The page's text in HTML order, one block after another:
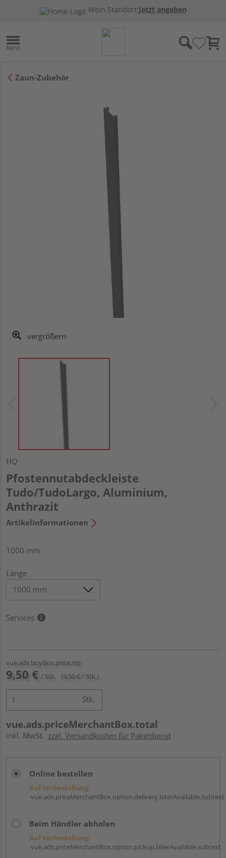
Mein Standort:Jetzt angeben
Zaun-Zubehör
vergrößern
HQ
Pfostennutabdeckleiste
Tudo/TudoLargo, Aluminium,
Anthrazit
Artikelinformationen
1000 mm
Länge
Services
vue.ads.buyBox.price.rrp
9,50 € / Stk. (9,50 € / Stk.)
Stk.
vue.ads.priceMerchantBox.total
inkl. MwSt. zzgl. Versandkosten für Paketdienst
Online bestellen
Auf Vorbestellung:
vue.ads.priceMerchantBox.option.delivery.laterAvailable.subtext
Beim Händler abholen
Auf Vorbestellung:
vue.ads.priceMerchantBox.option.pickup.laterAvailable.subtext